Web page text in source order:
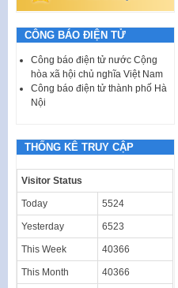
CÔNG BÁO ĐIỆN TỬ
Công báo điện tử nước Cộng
hòa xã hội chủ nghĩa Việt Nam
Công báo điện tử thành phố Hà
Nội
THỐNG KÊ TRUY CẬP
Visitor Status
Today 5524
Yesterday 6523
This Week 40366
This Month 40366